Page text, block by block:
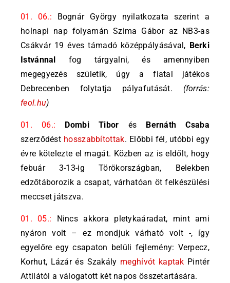
01. 06.: Bognár György nyilatkozata szerint a
holnapi nap folyamán Szima Gábor az NB3-as
Csákvár 19 éves támadó középpályásával, Berki
Istvánnal fog tárgyalni, és amennyiben
megegyezés születik, úgy a fiatal játékos
Debrecenben folytatja pályafutását. (forrás:
feol.hu)
01. 06.: Dombi Tibor és Bernáth Csaba
szerződést hosszabbítottak. Előbbi fél, utóbbi egy
évre kötelezte el magát. Közben az is eldőlt, hogy
febuár 3-13-ig Törökországban, Belekben
edzőtáborozik a csapat, várhatóan öt felkészülési
meccset játszva.
01. 05.: Nincs akkora pletykaáradat, mint ami
nyáron volt – ez mondjuk várható volt -, így
egyelőre egy csapaton belüli fejlemény: Verpecz,
Korhut, Lázár és Szakály meghívót kaptak Pintér
Attilától a válogatott két napos összetartására.